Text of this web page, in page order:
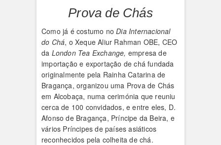
Prova de Chás
Como já é costumo noDia Internacional
do Chá, o Xeque Aliur Rahman OBE, CEO
da London Tea Exchange, empresa de
importação e exportação de chá fundada
originalmente pela Rainha Catarina de
Bragança, organizou uma Prova de Chás
em Alcobaça, numa cerimónia que reuniu
cerca de 100 convidados, e entre eles, D.
Afonso de Bragança, Príncipe da Beira, e
vários Príncipes de países asiáticos
reconhecidos pela colheita de chá.